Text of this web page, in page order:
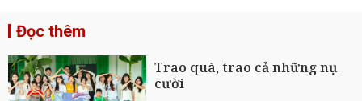
Đọc thêm
Trao quà, trao cả những nụ
cười